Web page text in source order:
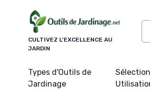
CULTIVEZ L'EXCELLENCE AU
JARDIN
Types d'Outils de
Jardinage